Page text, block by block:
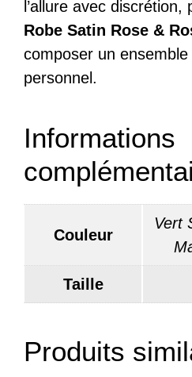
l’allure avec
Robe Satin Rose &
composer un
personnel.
Informations
Couleur
Vert
Taille
Produits